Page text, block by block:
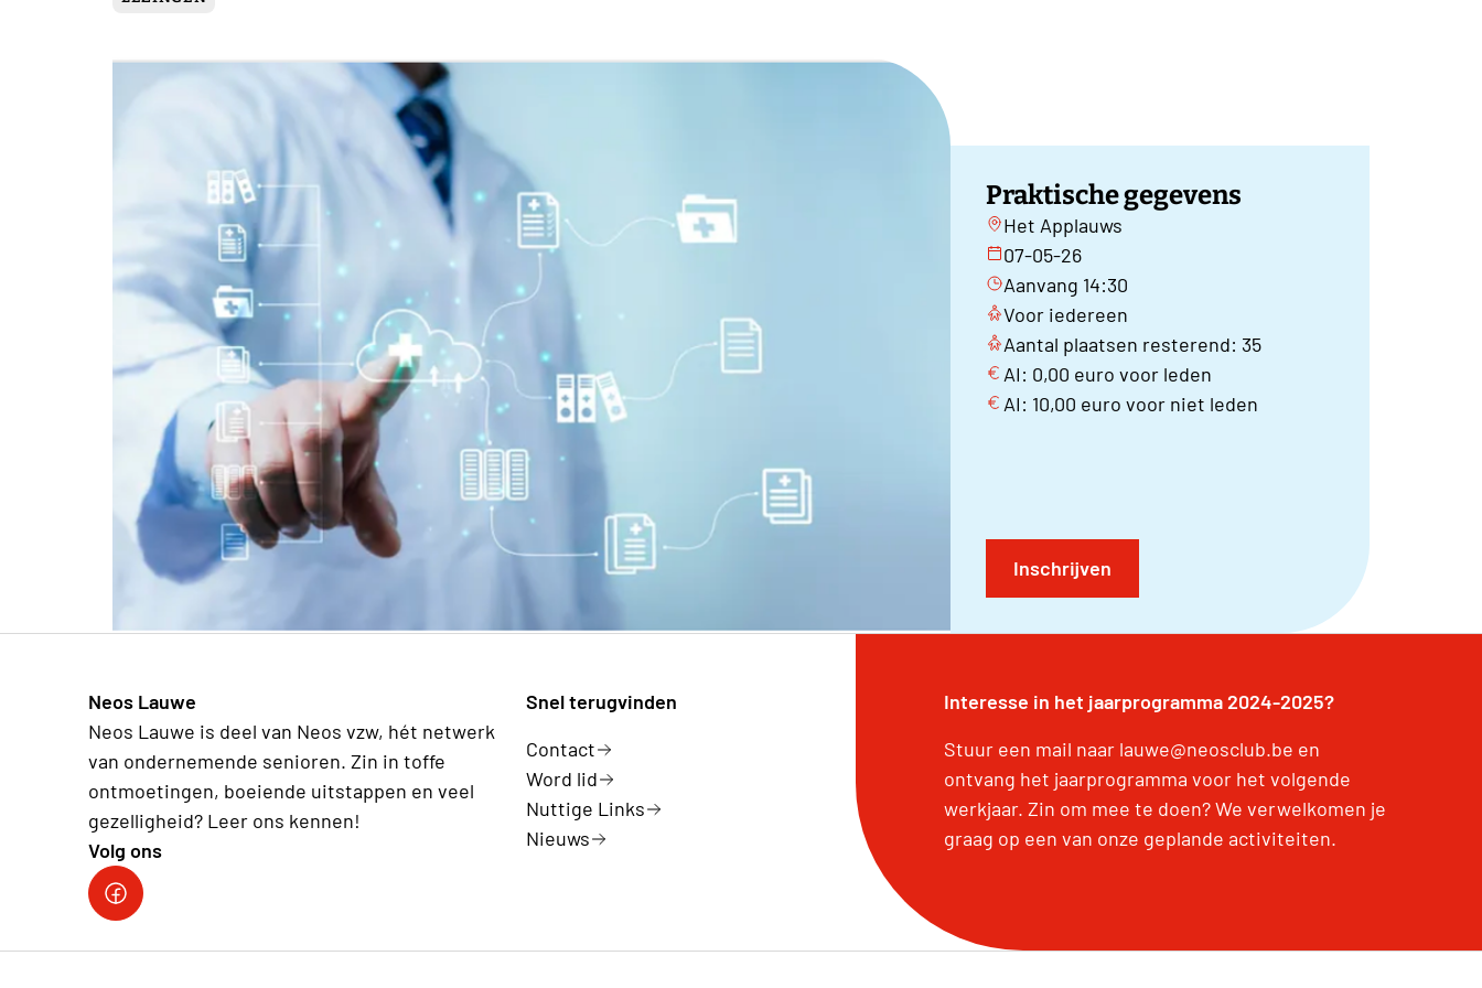
Praktische gegevens
Het Applauws
07-05-26
Aanvang 14:30
Voor iedereen
Aantal plaatsen resterend: 35
AI: 0,00 euro voor leden
AI: 10,00 euro voor niet leden
Inschrijven
Neos Lauwe
Neos Lauwe is deel van Neos vzw, hét netwerk
van ondernemende senioren. Zin in toffe
ontmoetingen, boeiende uitstappen en veel
gezelligheid? Leer ons kennen!
Volg ons
Facebook Neos Lauwe
Snel terugvinden
Contact
Word lid
Nuttige Links
Nieuws
Interesse in het jaarprogramma 2024-2025?
Stuur een mail naar lauwe@neosclub.be en
ontvang het jaarprogramma voor het volgende
werkjaar. Zin om mee te doen? We verwelkomen je
graag op een van onze geplande activiteiten.